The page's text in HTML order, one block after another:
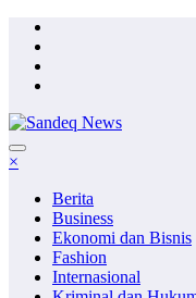
Skip
content
×
Berita
Business
Ekonomi dan Bisnis
Fashion
Internasional